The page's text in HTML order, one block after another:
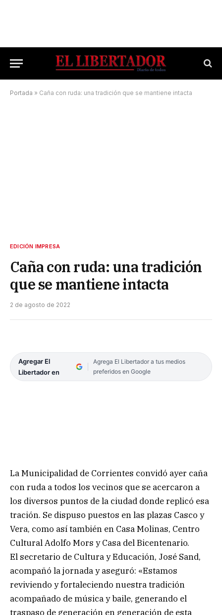
Portada » Caña con ruda: una tradición que se mantiene intacta
EDICIÓN IMPRESA
Caña con ruda: una tradición
que se mantiene intacta
2 de agosto de 2022
Agregar El
Libertador en
Agrega El Libertador a tus medios
preferidos en Google
La Municipalidad de Corrientes convidó ayer caña
con ruda a todos los vecinos que se acercaron a
los diversos puntos de la ciudad donde replicó esa
tración. Se dispuso puestos en las plazas Casco y
Vera, como así también en Casa Molinas, Centro
Cultural Adolfo Mors y Casa del Bicentenario.
El secretario de Cultura y Educación, José Sand,
acompañó la jornada y aseguró: «Estamos
reviviendo y fortaleciendo nuestra tradición
acompañado de música y baile, generando el
traspaso de generación en generación de esta